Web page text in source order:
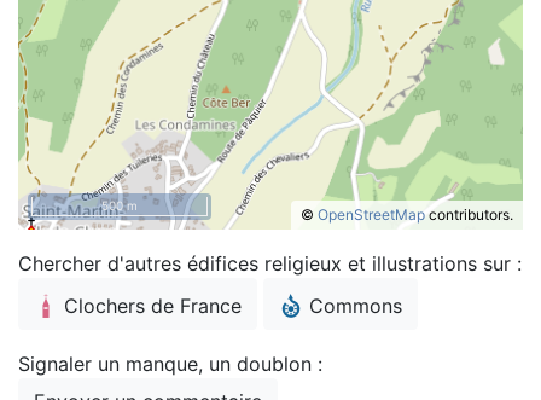
© OpenStreetMap contributors.
500 m
Chercher d'autres édifices religieux et illustrations sur :
Clochers de France
Commons
Signaler un manque, un doublon :